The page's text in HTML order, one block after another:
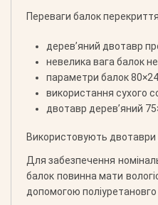
Переваги балок
дерев’яний двотавр
невелика вага балок
параметри балок
використання сухого
двотавр дерев’яний
Використовують двотаври
Для забезпечення
балок повинна мати
допомогою